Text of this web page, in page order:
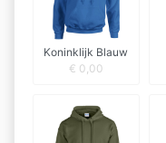
Koninklijk Blauw
€ 0,00